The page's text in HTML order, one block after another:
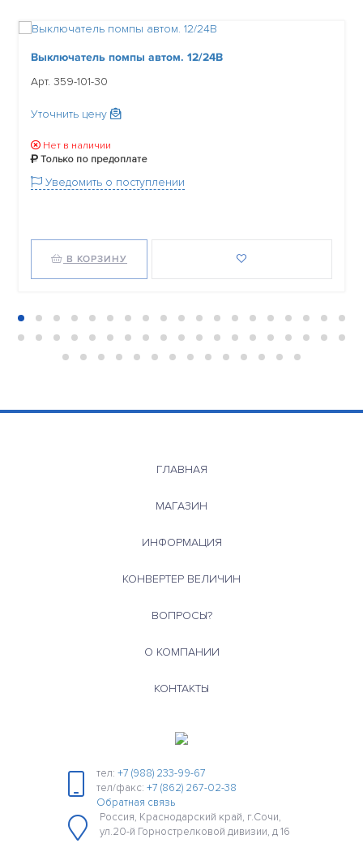
Выключатель помпы автом. 12/24В
Арт. 359-101-30
Уточнить цену
Нет в наличии
Только по предоплате
Уведомить о поступлении
В КОРЗИНУ
ГЛАВНАЯ
МАГАЗИН
ИНФОРМАЦИЯ
КОНВЕРТЕР ВЕЛИЧИН
ВОПРОСЫ?
О КОМПАНИИ
КОНТАКТЫ
тел: +7 (988) 233-99-67
тел/факс: +7 (862) 267-02-38
Обратная связь
Россия, Краснодарский край, г.Сочи,
ул.20-й Горнострелковой дивизии, д 16